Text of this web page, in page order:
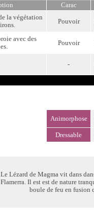
Carac
la végétation
Pouvoir
avec des
Pouvoir
-
Animorphose
Dressable
Le Lézard de Magma vit dans
Flamerra. Il est est de nature
boule de feu en fusion